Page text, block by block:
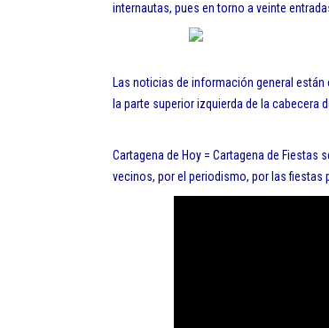
internautas, pues en torno a veinte
Las noticias de información general están
la parte superior izquierda de la cabecera
Cartagena de Hoy = Cartagena de
vecinos, por el periodismo, por las fiestas